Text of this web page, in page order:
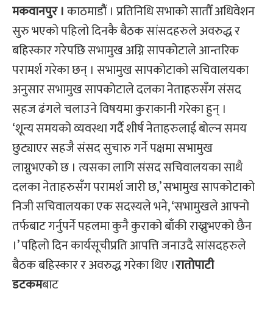
मकवानपुर ।काठमाडौैं । प्रतिनिधि सभाको सातौँ अधिवेशन
सुरु भएको पहिलो दिनकै बैठक सांसदहरुले अवरुद्ध र
बहिस्कार गरेपछि सभामुख अग्नि सापकोटाले आन्तरिक
परामर्श गरेका छन् । सभामुख सापकोटाको सचिवालयका
अनुसार सभामुख सापकोटाले दलका नेताहरुसँग संसद
सहज ढंगले चलाउने विषयमा कुराकानी गरेका हुन् ।
‘शून्य समयको व्यवस्था गर्दै शीर्ष नेताहरुलाई बोल्न समय
छुट्याएर सहजै संसद सुचारु गर्ने पक्षमा सभामुख
लाग्नुभएको छ । त्यसका लागि संसद सचिवालयका साथै
दलका नेताहरुसँग परामर्श जारी छ,’ सभामुख सापकोटाको
निजी सचिवालयका एक सदस्यले भने, ‘सभामुखले आफ्नो
तर्फबाट गर्नुपर्ने पहलमा कुनै कुराको बाँकी राख्नुभएको छैन
।’ पहिलो दिन कार्यसूचीप्रति आपत्ति जनाउदै सांसदहरुले
बैठक बहिस्कार र अवरुद्ध गरेका थिए ।रातोपाटी
डटकमबाट